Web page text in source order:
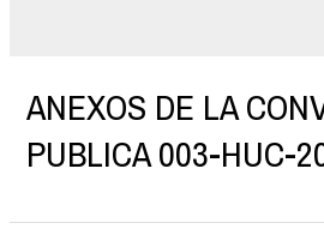
ANEXOS DE LA
PUBLICA 003-HUC-